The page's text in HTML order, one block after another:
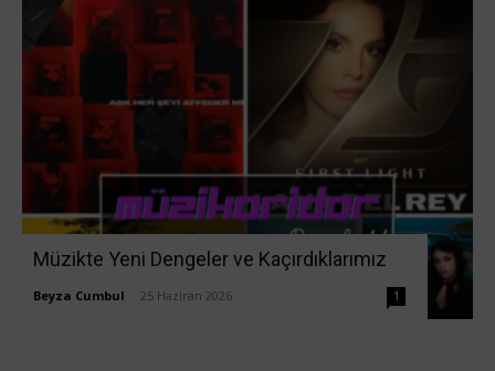
Müzikte Yeni Dengeler ve Kaçırdıklarımız
Beyza Cumbul 25 Haziran 2026 1